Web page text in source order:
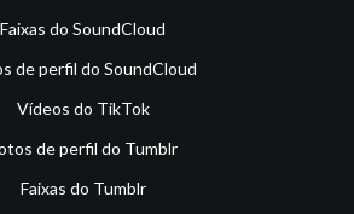
Faixas do SoundCloud
de perfil do SoundCloud
Vídeos do TikTok
de perfil do Tumblr
Faixas do Tumblr